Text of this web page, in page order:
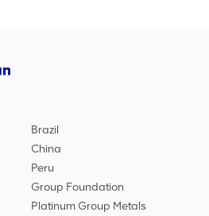
Brazil
China
Peru
Group Foundation
Platinum Group Metals